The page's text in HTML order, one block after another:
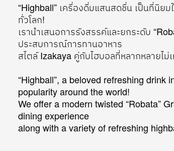
“Highball” เครื่องดื่มแสนสดชื่น เป็นที่นิย
ทั่วโลก!
เรานำเสนอการรังสรรค์และยกระดับ
ประสบการณ์การทานอาหาร
สไตล์ Izakaya คู่กับไฮบอลที่หลากหลายไม่
“Highball”, a beloved refreshing drink
popularity around the world!
We offer a modern twisted “Robata”
dining experience
along with a variety of refreshing